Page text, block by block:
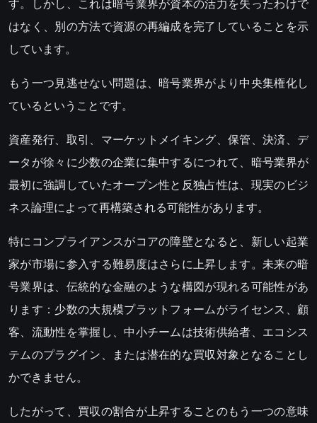
はなく、別の方法で資源の再編成を完了していることを示
しています。
もう一つ見逃せない問題は、暗号業界がより中央集権化し
ているということです。
資産発行、取引、マーケットメイキング、保管、決済、デ
ータが徐々に少数の企業に集中するにつれて、暗号業界が
最初に強調していたオープン性と反独占性は、現実のビジ
ネス論理によって再構築される可能性があります。
特にコンプライアンスがコアの障壁となると、新しい起業
家が市場に参入する難易度はさらに上昇します。未来の暗
号業界は、伝統的な金融のような構図が現れる可能性があ
ります：少数の大規模プラットフォームがライセンス、顧
客、流動性を掌握し、中小チームは技術供給者、エコシス
テムのプラグイン、または潜在的な買収対象となることし
かできません。
したがって、買収の割合が上昇することのもう一つの意味